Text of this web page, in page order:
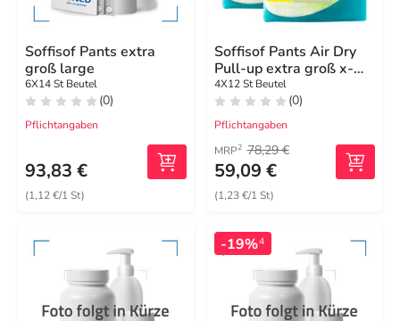
Soffisof Pants extra
groß large
6X14 St Beutel
(0)
Pflichtangaben
93,83 €
(1,12 €/1 St)
Soffisof Pants Air Dry
Pull-up extra groß x-
large
4X12 St Beutel
(0)
Pflichtangaben
MRP2 78,29 €
59,09 €
(1,23 €/1 St)
-19%4